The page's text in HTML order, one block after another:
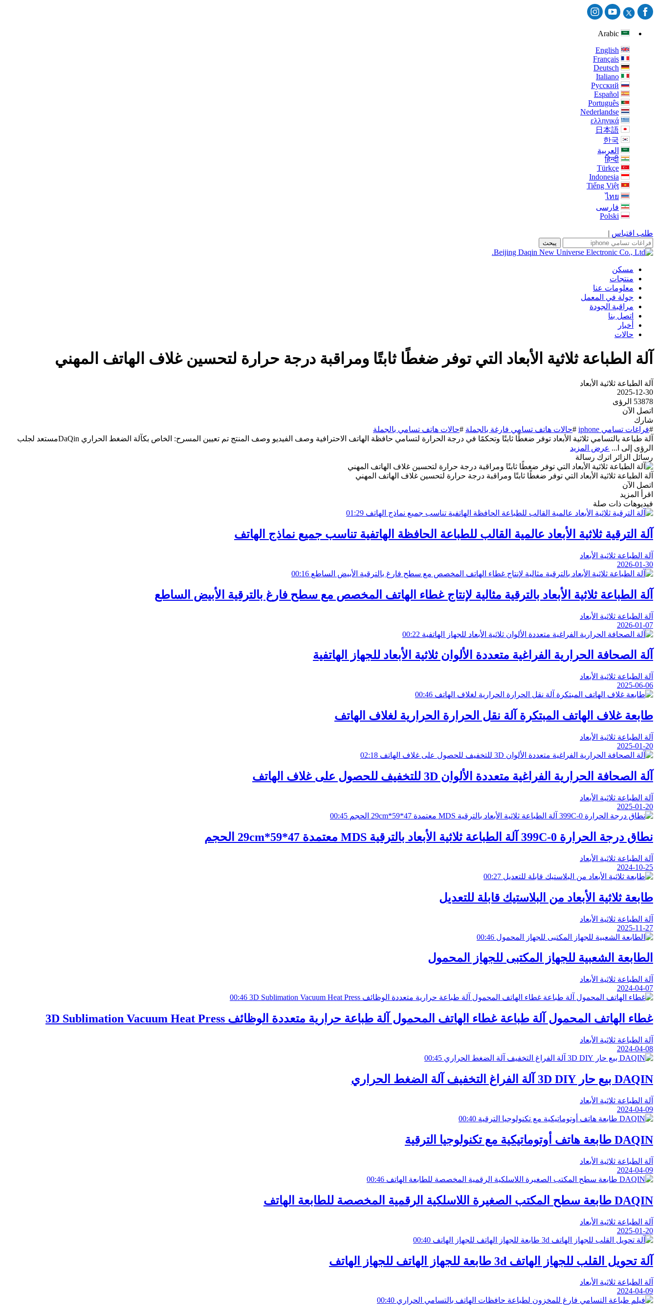
English
Français
Deutsch
Italiano
Русский
Español
Português
Nederlandse
ελληνικά
日本語
한국
العربية
हिन्दी
Türkçe
Indonesia
Tiếng Việt
ไทย
فارسی
Polski
طلب اقتباس |
يبحث
مسكن
منتجات
معلومات عنا
جولة في المعمل
مراقبة الجودة
اتصل بنا
أخبار
حالات
آلة الطباعة ثلاثية الأبعاد التي توفر ضغطًا ثابتًا ومراقبة درجة حرارة لتحسين غلاف الهاتف المهني
آلة الطباعة ثلاثية الأبعاد
2025-12-30
53878 الرؤى
اتصل الآن
شارك
#فراغات تسامي iphone #حالات هاتف تسامي فارغة بالجملة #حالات هاتف تسامي بالجملة
آلة طباعة بالتسامي ثلاثية الأبعاد توفر ضغطًا ثابتًا وتحكمًا في درجة الحرارة لتسامي حافظة الهاتف الاحترافية وصف الفيديو وصف المنتج تم تعيين المسرح: الخاص بكآلة الضغط الحراري DaQinمستعد لجلب
الرؤى إلى ا... عرض المزيد
رسائل الزائر
اترك رسالة
آلة الطباعة ثلاثية الأبعاد التي توفر ضغطًا ثابتًا ومراقبة درجة حرارة لتحسين غلاف الهاتف المهني
اتصل الآن
اقرأ المزيد
فيديوهات ذات صلة
01:29
آلة الترقية ثلاثية الأبعاد عالمية القالب للطباعة الحافظة الهاتفية تناسب جميع نماذج الهاتف
آلة الطباعة ثلاثية الأبعاد
2026-01-30
00:16
آلة الطباعة ثلاثية الأبعاد بالترقية مثالية لإنتاج غطاء الهاتف المخصص مع سطح فارغ بالترقية الأبيض الساطع
آلة الطباعة ثلاثية الأبعاد
2026-01-07
00:22
آلة الصحافة الحرارية الفراغية متعددة الألوان ثلاثية الأبعاد للجهاز الهاتفية
آلة الطباعة ثلاثية الأبعاد
2025-06-06
00:46
طابعة غلاف الهاتف المبتكرة آلة نقل الحرارة الحرارية لغلاف الهاتف
آلة الطباعة ثلاثية الأبعاد
2025-01-20
02:18
آلة الصحافة الحرارية الفراغية متعددة الألوان 3D للتخفيف للحصول على غلاف الهاتف
آلة الطباعة ثلاثية الأبعاد
2025-01-20
00:45
نطاق درجة الحرارة 0-399C آلة الطباعة ثلاثية الأبعاد بالترقية MDS معتمدة 47*59*29cm الحجم
آلة الطباعة ثلاثية الأبعاد
2024-10-25
00:27
طابعة ثلاثية الأبعاد من البلاستيك قابلة للتعديل
آلة الطباعة ثلاثية الأبعاد
2025-11-27
00:46
الطابعة الشعبية للجهاز المكتبى للجهاز المحمول
آلة الطباعة ثلاثية الأبعاد
2024-04-07
00:46
غطاء الهاتف المحمول آلة طباعة غطاء الهاتف المحمول آلة طباعة حرارية متعددة الوظائف 3D Sublimation Vacuum Heat Press
آلة الطباعة ثلاثية الأبعاد
2024-04-08
00:45
DAQIN بيع حار 3D DIY آلة الفراغ التخفيف آلة الضغط الحراري
آلة الطباعة ثلاثية الأبعاد
2024-04-09
00:40
DAQIN طابعة هاتف أوتوماتيكية مع تكنولوجيا الترقية
آلة الطباعة ثلاثية الأبعاد
2024-04-09
00:46
DAQIN طابعة سطح المكتب الصغيرة اللاسلكية الرقمية المخصصة للطابعة الهاتف
آلة الطباعة ثلاثية الأبعاد
2025-01-20
00:40
آلة تحويل القلب للجهاز الهاتف 3d طابعة للجهاز الهاتف للجهاز الهاتف
آلة الطباعة ثلاثية الأبعاد
2024-04-09
00:40